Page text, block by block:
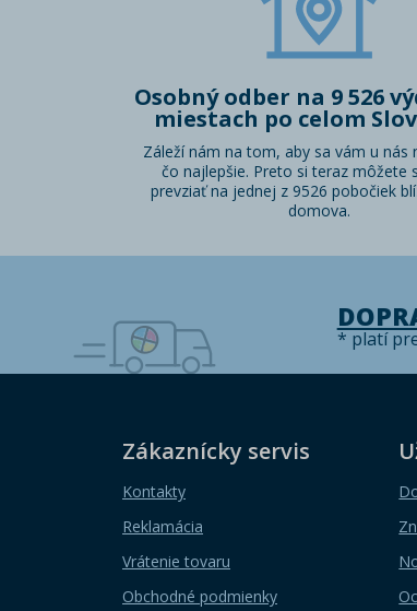
Osobný odber na 9 526
miestach po celom
Záleží nám na tom, aby sa vám u nás
čo najlepšie. Preto si teraz môžete
prevziať na jednej z 9526 pobočiek
domova.
* platí
Zákaznícky servis
Kontakty
Reklamácia
Vrátenie tovaru
Obchodné podmienky